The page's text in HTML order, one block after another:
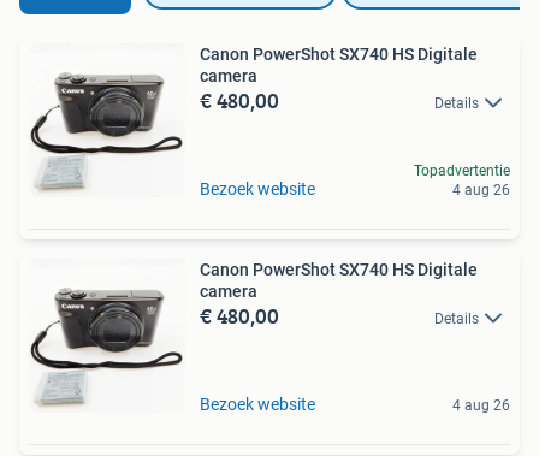
Canon PowerShot SX740 HS Digitale
camera
€ 480,00 Details
Bezoek website
Topadvertentie
4 aug 26
Canon PowerShot SX740 HS Digitale
camera
€ 480,00 Details
Bezoek website 4 aug 26